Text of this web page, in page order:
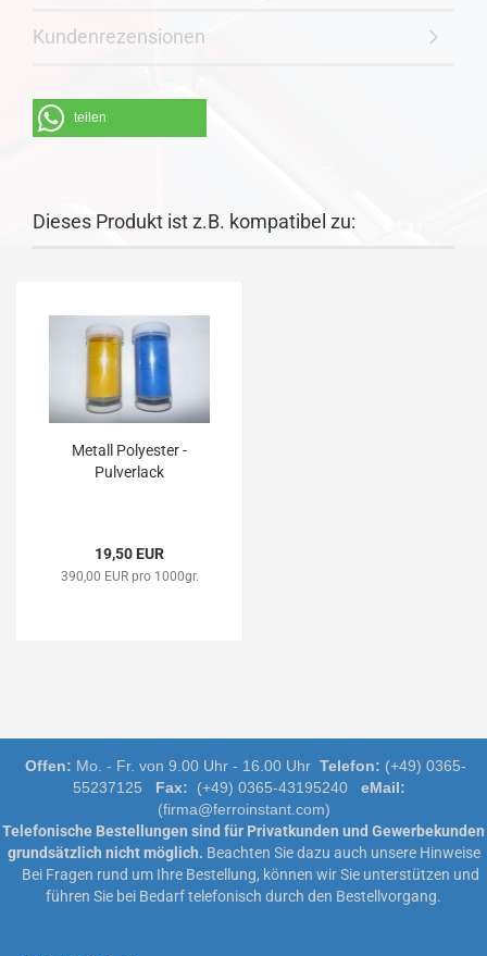
Kundenrezensionen
teilen
Dieses Produkt ist z.B. kompatibel zu:
Metall Polyester -
Pulverlack
19,50 EUR
390,00 EUR pro 1000gr.
Offen: Mo. - Fr. von 9.00 Uhr - 16.00 Uhr Telefon: (+49) 0365-
55237125 Fax: (+49) 0365-43195240 eMail:
(firma@ferroinstant.com)
Telefonische Bestellungen sind für Privatkunden und Gewerbekunden
grundsätzlich nicht möglich. Beachten Sie dazu auch unsere Hinweise
Bei Fragen rund um Ihre Bestellung, können wir Sie unterstützen und
führen Sie bei Bedarf telefonisch durch den Bestellvorgang.